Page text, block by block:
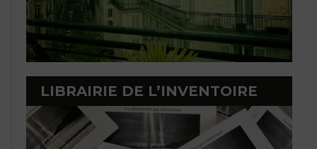
LIBRAIRIE DE L’INVENTOIRE